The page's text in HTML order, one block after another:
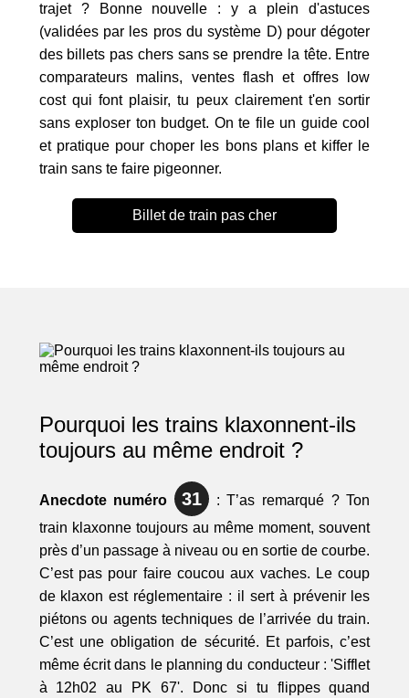
trajet ? Bonne nouvelle : y a plein d'astuces
(validées par les pros du système D) pour dégoter
des billets pas chers sans se prendre la tête. Entre
comparateurs malins, ventes flash et offres low
cost qui font plaisir, tu peux clairement t'en sortir
sans exploser ton budget. On te file un guide cool
et pratique pour choper les bons plans et kiffer le
train sans te faire pigeonner.
Billet de train pas cher
Pourquoi les trains klaxonnent-ils
toujours au même endroit ?
Anecdote numéro 31 : T’as remarqué ? Ton
train klaxonne toujours au même moment, souvent
près d’un passage à niveau ou en sortie de courbe.
C’est pas pour faire coucou aux vaches. Le coup
de klaxon est réglementaire : il sert à prévenir les
piétons ou agents techniques de l’arrivée du train.
C’est une obligation de sécurité. Et parfois, c’est
même écrit dans le planning du conducteur : 'Sifflet
à 12h02 au PK 67'. Donc si tu flippes quand